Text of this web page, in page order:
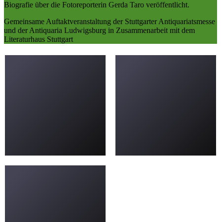
Biografie über die Fotoreporterin Gerda Taro veröffentlicht.
Gemeinsame Auftaktveranstaltung der Stuttgarter Antiquariatsmesse
und der Antiquaria Ludwigsburg in Zusammenarbeit mit dem
Literaturhaus Stuttgart